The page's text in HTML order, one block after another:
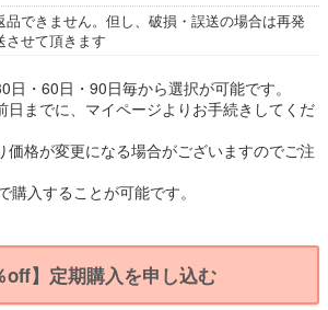
品できません。但し、破損・誤送の場合は再発
させて頂きます
・60日・90日毎から選択が可能です。
日までに、マイページよりお手続きしてくだ
価格が変更になる場合がございますのでご注
購入することが可能です。
off】定期購入を申し込む